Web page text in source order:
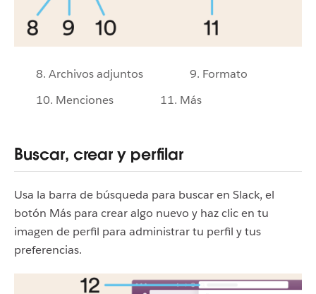
8. Archivos adjuntos
9. Formato
10. Menciones
11. Más
Buscar, crear y perfilar
Usa la barra de búsqueda para buscar en Slack, el
botón Más para crear algo nuevo y haz clic en tu
imagen de perfil para administrar tu perfil y tus
preferencias.